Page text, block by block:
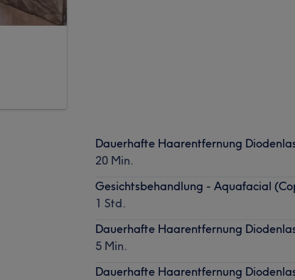
Dauerhafte Haarentfernung
20 Min.
Gesichtsbehandlung - Aquafacial
1 Std.
Dauerhafte Haarentfernung
5 Min.
Dauerhafte Haarentfernung